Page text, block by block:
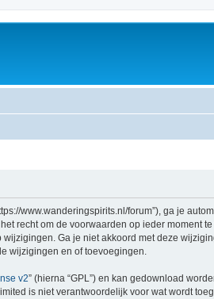
www.wanderingspirits.nl/forum”), ga je
recht om de voorwaarden op ieder moment
Ga je niet akkoord met deze
wijzigingen en of toevoegingen.
v2” (hierna “GPL”) en kan gedownload
is niet verantwoordelijk voor wat wordt